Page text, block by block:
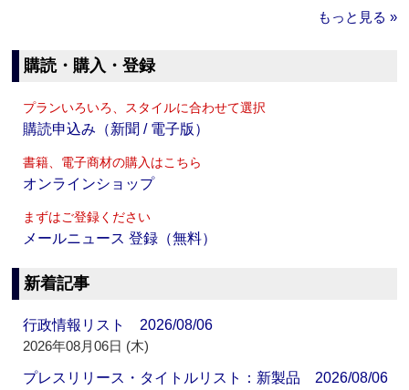
もっと見る »
購読・購入・登録
プランいろいろ、スタイルに合わせて選択
購読申込み（新聞 / 電子版）
書籍、電子商材の購入はこちら
オンラインショップ
まずはご登録ください
メールニュース 登録（無料）
新着記事
行政情報リスト 2026/08/06
2026年08月06日 (木)
プレスリリース・タイトルリスト：新製品 2026/08/06